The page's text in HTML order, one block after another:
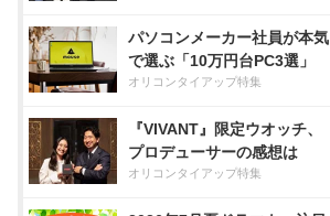
パソコンメーカー社員が本気
で選ぶ「10万円台PC3選」
オリコンタイアップ特集
『VIVANT』限定ウオッチ、
プロデューサーの感想は
オリコンタイアップ特集